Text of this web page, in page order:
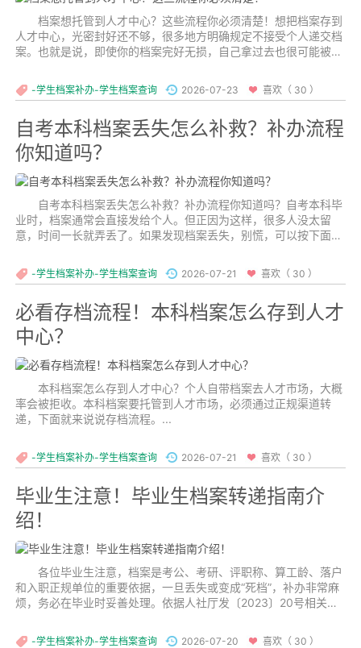
档案想托管到人才中心？这些流程你必须清楚！想把档案存到
人才中心，光密封好还不够，很多地方明确规定不接受个人递交档
案。也就是说，即使你的档案完好无损，自己拿过去也很可能被拒
-学生档案补办-学生档案查询 2026-07-23 喜欢（ 30 ）
自考本科档案丢失怎么补救？补办流程
你知道吗？
自考本科档案丢失怎么补救？补办流程你知道吗？自考本科毕
业时，档案通常会直接发给个人。但正因为这样，很多人没太留
意，时间一长就弄丢了。如果发现档案丢失，别慌，可以按下面的
-学生档案补办-学生档案查询 2026-07-21 喜欢（ 30 ）
必看存档流程！本科档案怎么存到人才
中心？
本科档案怎么存到人才中心？个人自带档案去人才市场，大概
率会被拒收。本科档案要托管到人才市场，必须通过正规渠道转
递，下面就来说说存档流程。...
-学生档案补办-学生档案查询 2026-07-21 喜欢（ 30 ）
毕业生注意！毕业生档案转递指南介
绍！
各位毕业生注意，档案是考公、考研、评职称、算工龄、落户
和入职正规单位的重要依据，一旦丢失或变成“死档”，补办非常麻
烦，务必在毕业时妥善处理。依据人社厅发〔2023〕20号相关要
-学生档案补办-学生档案查询 2026-07-20 喜欢（ 30 ）